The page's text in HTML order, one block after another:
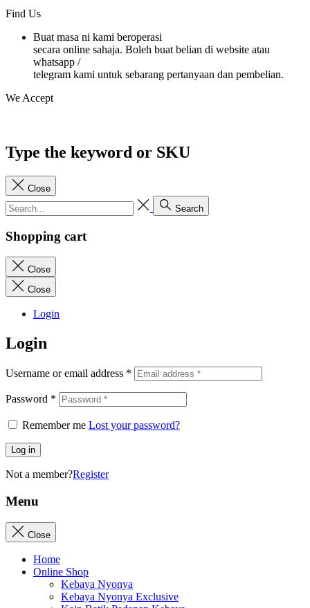
Find Us
Buat masa ni kami beroperasi
secara online sahaja. Boleh buat belian di website atau
whatsapp /
telegram kami untuk sebarang pertanyaan dan pembelian.
We Accept
Type the keyword or SKU
Close
Search
Shopping cart
Close
Close
Login
Login
Username or email address *
Password *
Remember me Lost your password?
Log in
Not a member?Register
Menu
Close
Home
Online Shop
Kebaya Nyonya
Kebaya Nyonya Exclusive